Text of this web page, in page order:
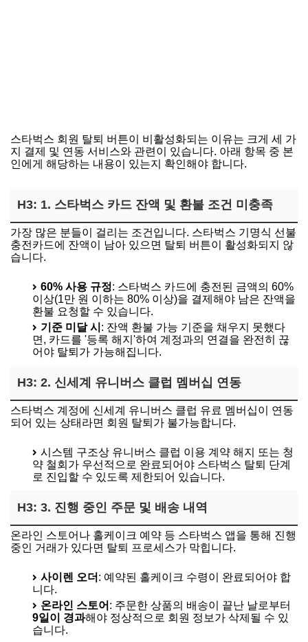
스타벅스 회원 탈퇴 버튼이 비활성화되는 이유는 크게 세 가
지 결제 및 연동 서비스와 관련이 있습니다. 아래 항목 중 본
인에게 해당하는 내용이 있는지 확인해야 합니다.
H3: 1. 스타벅스 카드 잔액 및 환불 조건 미충족
가장 많은 분들이 걸리는 조건입니다. 스타벅스 기명식 선불
충전카드에 잔액이 남아 있으면 탈퇴 버튼이 활성화되지 않
습니다.
60% 사용 규정: 스타벅스 카드에 충전된 금액의 60%
이상(1만 원 이하는 80% 이상)을 결제해야 남은 잔액을
환불 요청할 수 있습니다.
기준 미달 시 : 잔액 환불 가능 기준을 채우지 못했다
면, 카드를 '등록 해지'하여 계정과의 연결을 완전히 끊
어야 탈퇴가 가능해집니다.
H3: 2. 신세계 유니버스 클럽 멤버십 연동
스타벅스 계정에 신세계 유니버스 클럽 유료 멤버십이 연동
되어 있는 상태라면 회원 탈퇴가 불가능합니다.
시스템 구조상 유니버스 클럽 이용 계약 해지 또는 청
약 철회가 우선적으로 완료되어야 스타벅스 탈퇴 단계
로 진입할 수 있도록 제한되어 있습니다.
H3: 3. 진행 중인 주문 및 배송 내역
온라인 스토어나 홀케이크 예약 등 스타벅스 앱을 통해 진행
중인 거래가 있다면 탈퇴 프로세스가 막힙니다.
사이렌 오더 : 예약된 홀케이크 수령이 완료되어야 합
니다.
온라인 스토어 : 주문한 상품의 배송이 끝난 날로부터
9일이 경과해야 정상적으로 회원 정보가 삭제될 수 있
습니다.